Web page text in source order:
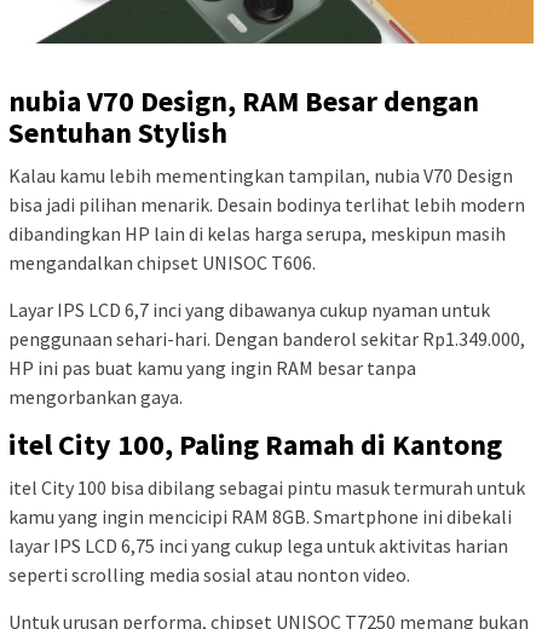
nubia V70 Design, RAM Besar dengan
Sentuhan Stylish
Kalau kamu lebih mementingkan tampilan, nubia V70 Design
bisa jadi pilihan menarik. Desain bodinya terlihat lebih modern
dibandingkan HP lain di kelas harga serupa, meskipun masih
mengandalkan chipset UNISOC T606.
Layar IPS LCD 6,7 inci yang dibawanya cukup nyaman untuk
penggunaan sehari-hari. Dengan banderol sekitar Rp1.349.000,
HP ini pas buat kamu yang ingin RAM besar tanpa
mengorbankan gaya.
itel City 100, Paling Ramah di Kantong
itel City 100 bisa dibilang sebagai pintu masuk termurah untuk
kamu yang ingin mencicipi RAM 8GB. Smartphone ini dibekali
layar IPS LCD 6,75 inci yang cukup lega untuk aktivitas harian
seperti scrolling media sosial atau nonton video.
Untuk urusan performa, chipset UNISOC T7250 memang bukan